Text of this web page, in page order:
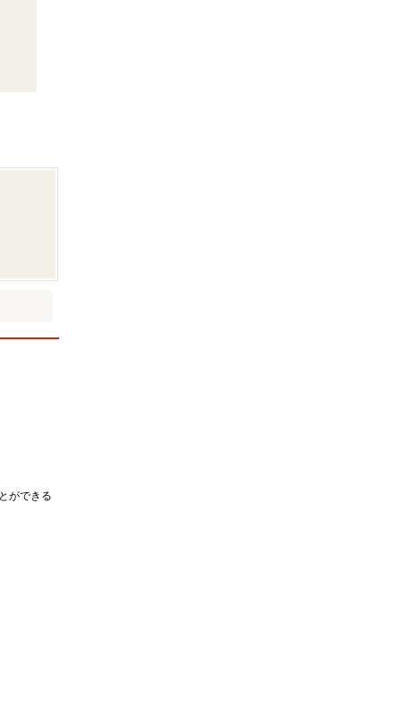
ができる